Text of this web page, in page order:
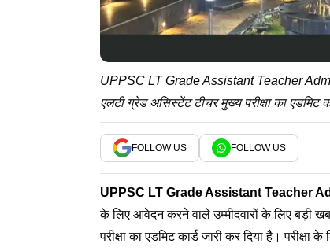
UPPSC LT Grade Assistant Teacher
एलटी ग्रेड असिस्टेंट टीचर मुख्य परीक्षा का एडमिट
FOLLOW US FOLLOW US
UPPSC LT Grade Assistant Teacher
के लिए आवेदन करने वाले उम्मीदवारों के लिए बड़ी
परीक्षा का एडमिट कार्ड जारी कर दिया है।